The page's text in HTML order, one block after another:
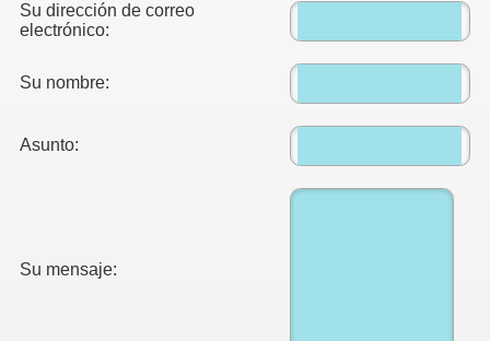
Su dirección de correo
electrónico:
Su nombre:
Asunto:
Su mensaje: